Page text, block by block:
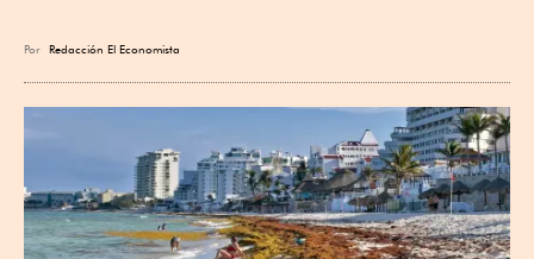
Por Redacción El Economista